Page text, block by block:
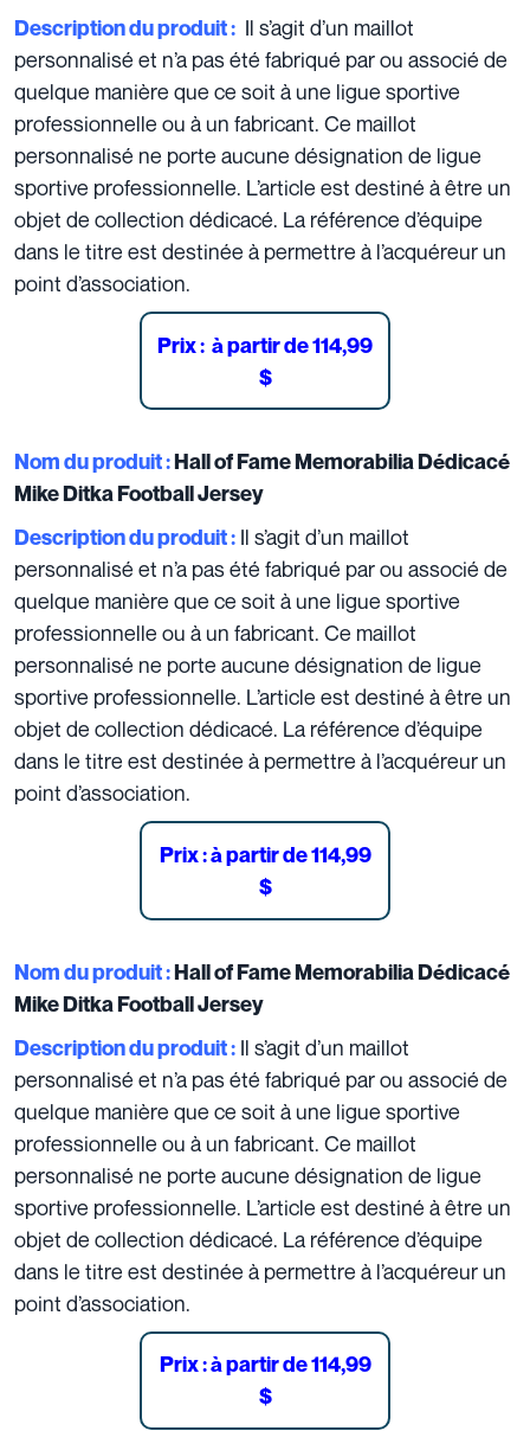
Description du produit : Il s’agit d’un maillot
personnalisé et n’a pas été fabriqué par ou associé de
quelque manière que ce soit à une ligue sportive
professionnelle ou à un fabricant. Ce maillot
personnalisé ne porte aucune désignation de ligue
sportive professionnelle. L’article est destiné à être un
objet de collection dédicacé. La référence d’équipe
dans le titre est destinée à permettre à l’acquéreur un
point d’association.
Prix : à partir de 114,99
$
Nom du produit :Hall of Fame Memorabilia Dédicacé
Mike Ditka Football Jersey
Description du produit : Il s’agit d’un maillot
personnalisé et n’a pas été fabriqué par ou associé de
quelque manière que ce soit à une ligue sportive
professionnelle ou à un fabricant. Ce maillot
personnalisé ne porte aucune désignation de ligue
sportive professionnelle. L’article est destiné à être un
objet de collection dédicacé. La référence d’équipe
dans le titre est destinée à permettre à l’acquéreur un
point d’association.
Prix : à partir de114,99
$
Nom du produit :Hall of Fame Memorabilia Dédicacé
Mike Ditka Football Jersey
Description du produit : Il s’agit d’un maillot
personnalisé et n’a pas été fabriqué par ou associé de
quelque manière que ce soit à une ligue sportive
professionnelle ou à un fabricant. Ce maillot
personnalisé ne porte aucune désignation de ligue
sportive professionnelle. L’article est destiné à être un
objet de collection dédicacé. La référence d’équipe
dans le titre est destinée à permettre à l’acquéreur un
point d’association.
Prix : à partir de114,99
$